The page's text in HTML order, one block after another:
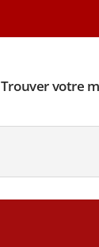
Trouver votre